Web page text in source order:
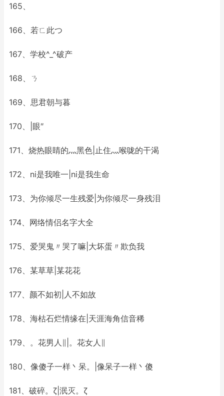
165、
166、若ㄈ此つ
167、学校^_^破产
168、ㄋ
169、思君朝与暮
170、|眼″
171、烧热眼睛的灬黑色|止住灬喉咙的干渴
172、ni是我唯一|ni是我生命
173、为你倾尽一生残爱|为你倾尽一身残泪
174、网络情侣名字大全
175、爱哭鬼〃哭了嘛|大坏蛋〃欺负我
176、某草草|某花花
177、颜不如初|人不如故
178、海枯石烂情缘在|天涯海角信音稀
179、。花男人∥|。花女人∥
180、像傻子一样丶呆。|像呆子一样丶傻
181、破碎。ζ|泯灭。ζ